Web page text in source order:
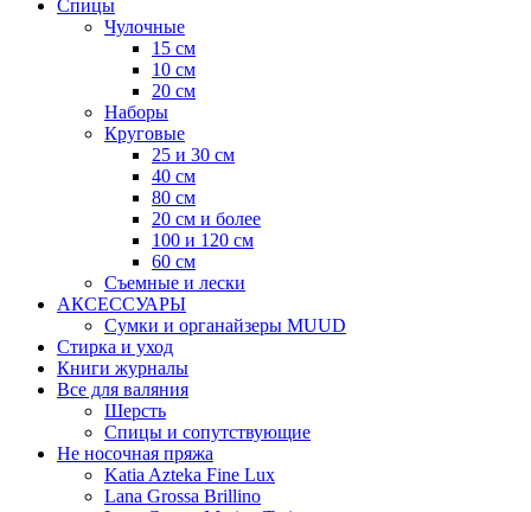
Спицы
Чулочные
15 см
10 см
20 см
Наборы
Круговые
25 и 30 см
40 см
80 см
20 см и более
100 и 120 см
60 см
Съемные и лески
АКСЕССУАРЫ
Сумки и органайзеры MUUD
Стирка и уход
Книги журналы
Все для валяния
Шерсть
Спицы и сопутствующие
Не носочная пряжа
Katia Azteka Fine Lux
Lana Grossa Brillino